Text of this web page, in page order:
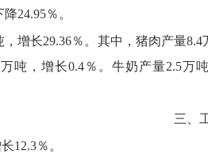
降24.95％。
，增长29.36％。 其中， 猪肉产量8.4
吨，增长0.4％。 牛奶产量2.5万
三、
12.3％。